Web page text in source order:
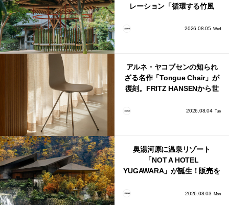
レーション「循環する竹風
2026.08.05 Wed
アルネ・ヤコブセンの知られ
ざる名作「Tongue Chair」が
復刻。FRITZ HANSENから世
2026.08.04 Tue
奥湯河原に温泉リゾート
「NOT A HOTEL
YUGAWARA」が誕生！販売を
2026.08.03 Mon